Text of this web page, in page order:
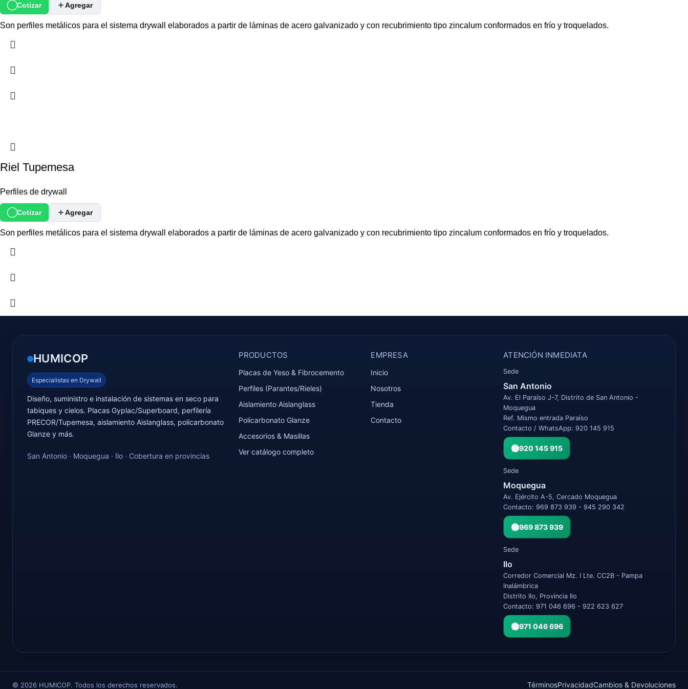
Cotizar Agregar
Son perfiles metálicos para el sistema drywall elaborados a partir de láminas de acero galvanizado y con recubrimiento tipo zincalum conformados en frío y troquelados.
Riel Tupemesa
Perfiles de drywall
Cotizar Agregar
Son perfiles metálicos para el sistema drywall elaborados a partir de láminas de acero galvanizado y con recubrimiento tipo zincalum conformados en frío y troquelados.
HUMICOP
Especialistas en Drywall
Diseño, suministro e instalación de sistemas en seco para
tabiques y cielos. Placas Gyplac/Superboard, perfilería
PRECOR/Tupemesa, aislamiento Aislanglass, policarbonato
Glanze y más.
San Antonio · Moquegua · Ilo · Cobertura en provincias
PRODUCTOS
Placas de Yeso & Fibrocemento
Perfiles (Parantes/Rieles)
Aislamiento Aislanglass
Policarbonato Glanze
Accesorios & Masillas
Ver catálogo completo
EMPRESA
Inicio
Nosotros
Tienda
Contacto
ATENCIÓN INMEDIATA
Sede
San Antonio
Av. El Paraíso J-7, Distrito de San Antonio -
Moquegua
Ref. Mismo entrada Paraíso
Contacto / WhatsApp: 920 145 915
920 145 915
Sede
Moquegua
Av. Ejército A-5, Cercado Moquegua
Contacto: 969 873 939 - 945 290 342
969 873 939
Sede
Ilo
Corredor Comercial Mz. I Lte. CC2B - Pampa
Inalámbrica
Distrito Ilo, Provincia Ilo
Contacto: 971 046 696 - 922 623 627
971 046 696
© 2026 HUMICOP. Todos los derechos reservados. TérminosPrivacidadCambios & Devoluciones